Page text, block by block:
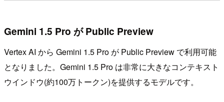
Gemini 1.5 Pro が Public Preview
Vertex AI から Gemini 1.5 Pro が Public Preview で利用可能
となりました。Gemini 1.5 Pro は非常に大きなコンテキスト
ウインドウ(約100万トークン)を提供するモデルです。